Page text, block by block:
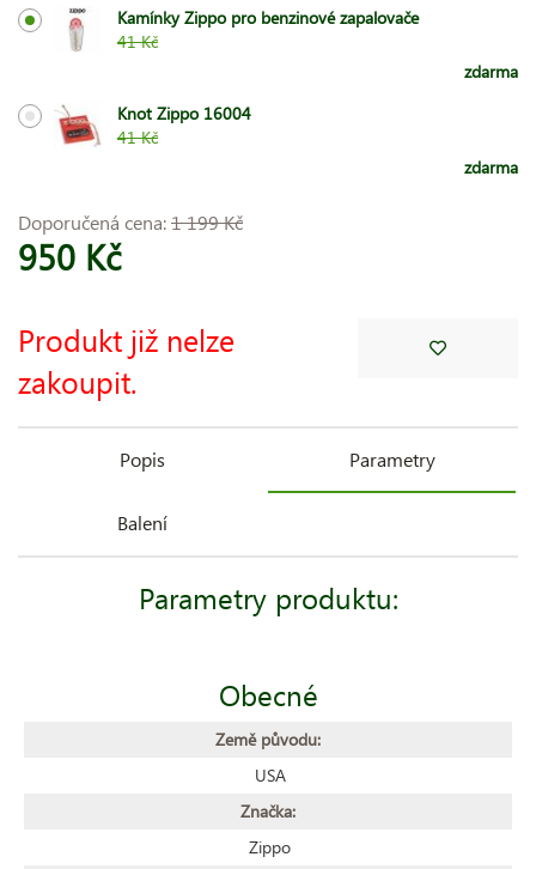
Kamínky Zippo pro benzinové zapalovače
41 Kč
zdarma
Knot Zippo 16004
41 Kč
zdarma
Doporučená cena:1 199 Kč
950 Kč
Produkt již nelze
zakoupit.
Popis Parametry
Balení
Parametry produktu:
Obecné
Země původu:
USA
Značka:
Zippo